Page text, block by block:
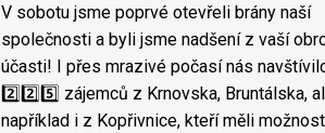
V sobotu jsme poprvé otevřeli brány naší
společnosti a byli jsme nadšení z vaší
účasti! I přes mrazivé počasí nás
2️⃣2️⃣5️⃣ zájemců z Krnovska, Bruntálska,
například i z Kopřivnice, kteří měli možnost